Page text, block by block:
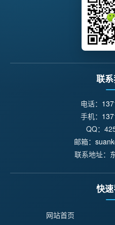
联
电话：
手机：
QQ：
邮箱：
联系地址：
快
网站首页